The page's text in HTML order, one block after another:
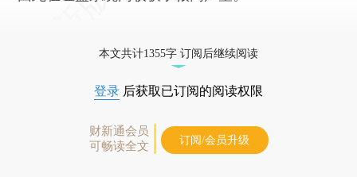
本文共计1355字 订阅后继续阅读
登录 后获取已订阅的阅读权限
财新通会员
可畅读全文
订阅/会员升级